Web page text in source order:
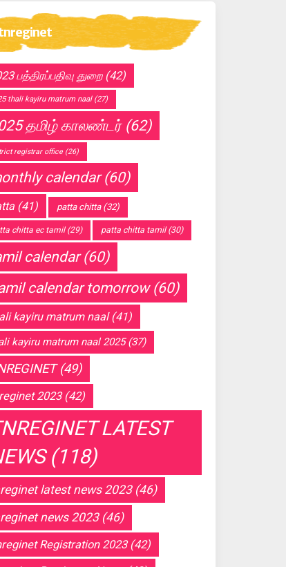
பத்திரப்பதிவு துறை(42)
thali kayiru matrum naal(27)
தமிழ் காலண்டர்(62)
registrar office (26)
calendar(60)
(41) patta chitta(32)
chitta ec tamil(29) patta chitta tamil(30)
calendar(60)
calendar tomorrow(60)
kayiru matrum naal(41)
kayiru matrum naal 2025(37)
(49)
2023(42)
LATEST
(118)
latest news 2023(46)
news 2023(46)
Registration 2023(42)